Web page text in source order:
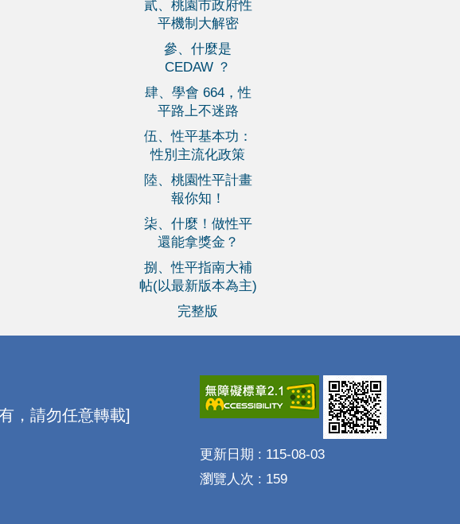
貳、桃園市政府性
平機制大解密
參、什麼是
CEDAW ？
肆、學會 664，性
平路上不迷路
伍、性平基本功：
性別主流化政策
陸、桃園性平計畫
報你知！
柒、什麼！做性平
還能拿獎金？
捌、性平指南大補
帖(以最新版本為主)
完整版
，請勿任意轉載]
更新日期
115-08-03
瀏覽人次
159